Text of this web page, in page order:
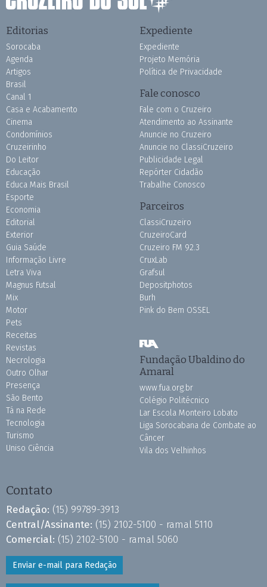
Editorias
Sorocaba
Agenda
Artigos
Brasil
Canal 1
Casa e Acabamento
Cinema
Condomínios
Cruzeirinho
Do Leitor
Educação
Educa Mais Brasil
Esporte
Economia
Editorial
Exterior
Guia Saúde
Informação Livre
Letra Viva
Magnus Futsal
Mix
Motor
Pets
Receitas
Revistas
Necrologia
Outro Olhar
Presença
São Bento
Tá na Rede
Tecnologia
Turismo
Uniso Ciência
Expediente
Expediente
Projeto Memória
Política de Privacidade
Fale conosco
Fale com o Cruzeiro
Atendimento ao Assinante
Anuncie no Cruzeiro
Anuncie no ClassiCruzeiro
Publicidade Legal
Repórter Cidadão
Trabalhe Conosco
Parceiros
ClassiCruzeiro
CruzeiroCard
Cruzeiro FM 92.3
CruxLab
Grafsul
Depositphotos
Burh
Pink do Bem OSSEL
Fundação Ubaldino do
Amaral
www.fua.org.br
Colégio Politécnico
Lar Escola Monteiro Lobato
Liga Sorocabana de Combate ao
Câncer
Vila dos Velhinhos
Contato
Redação: (15) 99789-3913
Central/Assinante: (15) 2102-5100 - ramal 5110
Comercial: (15) 2102-5100 - ramal 5060
Enviar e-mail para Redação